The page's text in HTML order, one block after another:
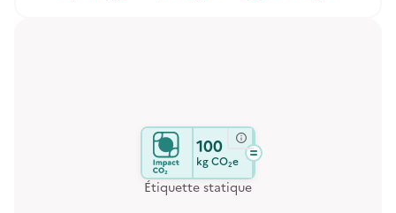
Étiquette statique
100
kgCO₂e